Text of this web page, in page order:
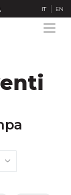
Studenti IT EN